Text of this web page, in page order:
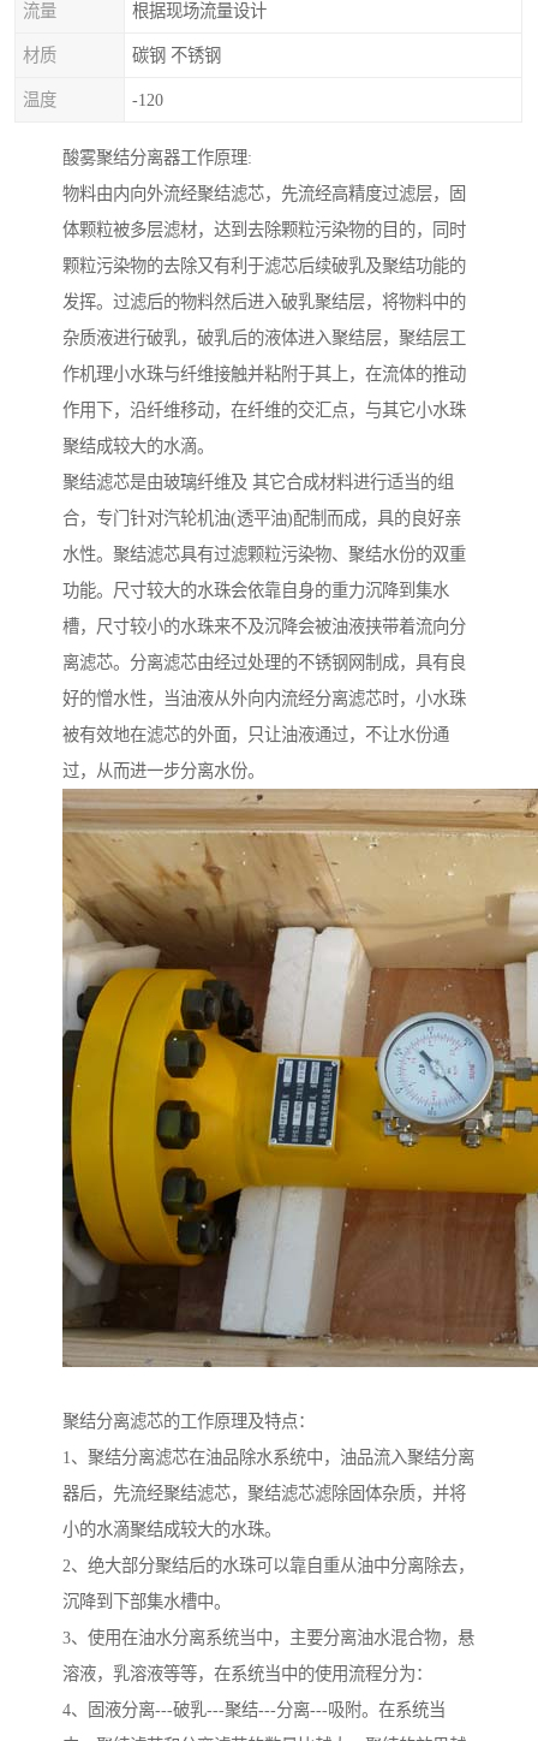
流量 根据现场流量设计
材质 碳钢 不锈钢
温度 -120
酸雾聚结分离器工作原理:
物料由内向外流经聚结滤芯，先流经高精度过滤层，固
体颗粒被多层滤材，达到去除颗粒污染物的目的，同时
颗粒污染物的去除又有利于滤芯后续破乳及聚结功能的
发挥。过滤后的物料然后进入破乳聚结层，将物料中的
杂质液进行破乳，破乳后的液体进入聚结层，聚结层工
作机理小水珠与纤维接触并粘附于其上，在流体的推动
作用下，沿纤维移动，在纤维的交汇点，与其它小水珠
聚结成较大的水滴。
聚结滤芯是由玻璃纤维及 其它合成材料进行适当的组
合，专门针对汽轮机油(透平油)配制而成，具的良好亲
水性。聚结滤芯具有过滤颗粒污染物、聚结水份的双重
功能。尺寸较大的水珠会依靠自身的重力沉降到集水
槽，尺寸较小的水珠来不及沉降会被油液挟带着流向分
离滤芯。分离滤芯由经过处理的不锈钢网制成，具有良
好的憎水性，当油液从外向内流经分离滤芯时，小水珠
被有效地在滤芯的外面，只让油液通过，不让水份通
过，从而进一步分离水份。
聚结分离滤芯的工作原理及特点：
1、聚结分离滤芯在油品除水系统中，油品流入聚结分离
器后，先流经聚结滤芯，聚结滤芯滤除固体杂质，并将
小的水滴聚结成较大的水珠。
2、绝大部分聚结后的水珠可以靠自重从油中分离除去，
沉降到下部集水槽中。
3、使用在油水分离系统当中，主要分离油水混合物，悬
溶液，乳溶液等等，在系统当中的使用流程分为：
4、固液分离---破乳---聚结---分离---吸附。在系统当